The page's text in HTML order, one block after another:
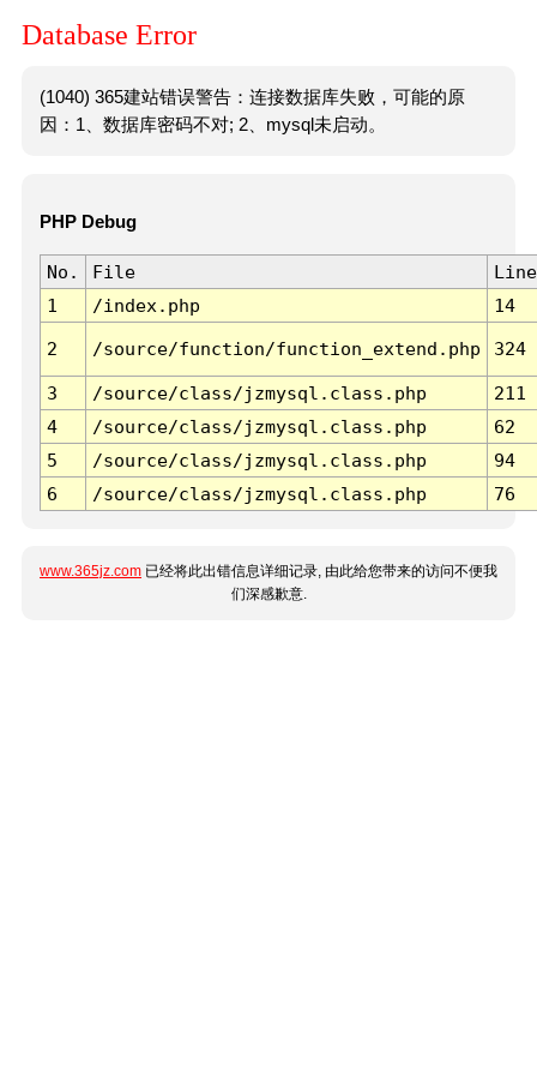
Database Error
(1040) 365建站错误警告：连接数据库失败，可能的原
因：1、数据库密码不对; 2、mysql未启动。
PHP Debug
No. File
Line
1
/index.php 14
2 /source/function/function_extend.php 324
3 /source/class/jzmysql.class.php
211
4
/source/class/jzmysql.class.php
62
5
/source/class/jzmysql.class.php
94
6
/source/class/jzmysql.class.php 76
www.365jz.com 已经将此出错信息详细记录, 由此给您带来的访问不便我
们深感歉意.